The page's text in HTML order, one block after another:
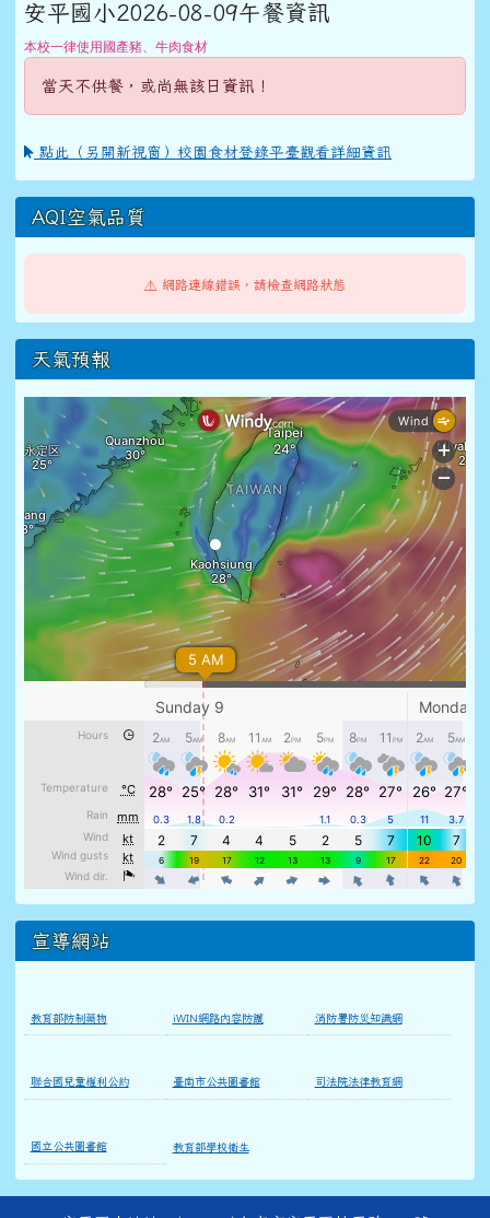
安平國小2026-08-09午餐資訊
本校一律使用國產豬、牛肉食材
當天不供餐，或尚無該日資訊！
點此（另開新視窗）校園食材登錄平臺觀看詳細資訊
AQI空氣品質
⚠️ 網路連線錯誤，請檢查網路狀態
天氣預報
宣導網站
教育部防制藥物 iWIN網路內容防護 消防署防災知識網
聯合國兒童權利公約 臺南市公共圖書館 司法院法律教育網
國立公共圖書館 教育部學校衛生